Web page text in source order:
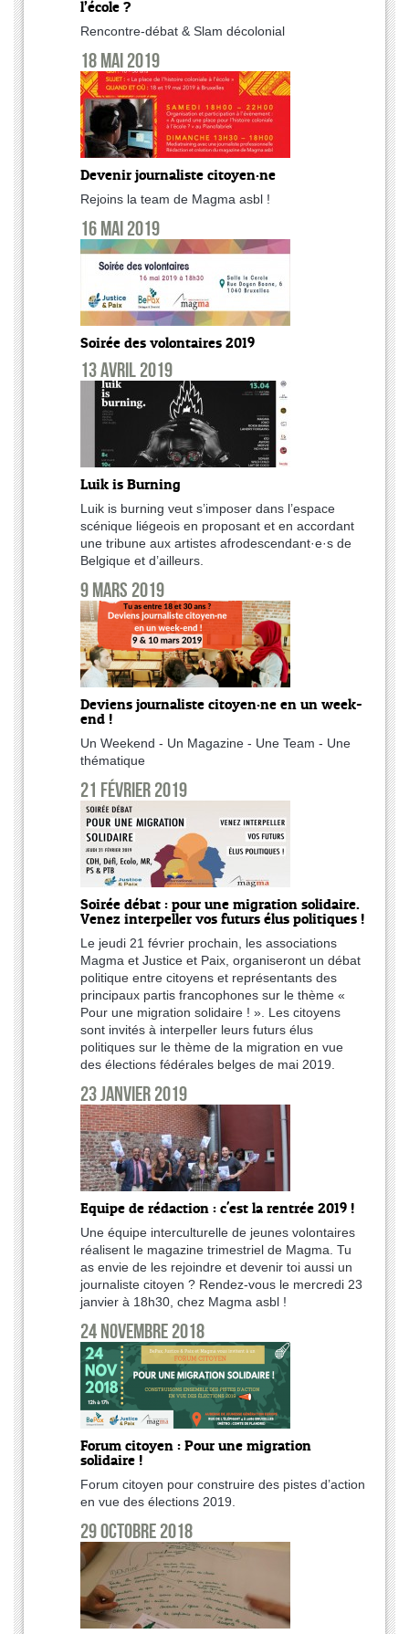
l’école ?
Rencontre-débat & Slam décolonial
18 mai 2019
Devenir journaliste citoyen·ne
Rejoins la team de Magma asbl !
16 mai 2019
Soirée des volontaires 2019
13 avril 2019
Luik is Burning
Luik is burning veut s’imposer dans l’espace
scénique liégeois en proposant et en accordant
une tribune aux artistes afrodescendant·e·s de
Belgique et d’ailleurs.
9 mars 2019
Deviens journaliste citoyen·ne en un week-
end !
Un Weekend - Un Magazine - Une Team - Une
thématique
21 février 2019
Soirée débat : pour une migration solidaire.
Venez interpeller vos futurs élus politiques !
Le jeudi 21 février prochain, les associations
Magma et Justice et Paix, organiseront un débat
politique entre citoyens et représentants des
principaux partis francophones sur le thème «
Pour une migration solidaire ! ». Les citoyens
sont invités à interpeller leurs futurs élus
politiques sur le thème de la migration en vue
des élections fédérales belges de mai 2019.
23 janvier 2019
Equipe de rédaction : c'est la rentrée 2019 !
Une équipe interculturelle de jeunes volontaires
réalisent le magazine trimestriel de Magma. Tu
as envie de les rejoindre et devenir toi aussi un
journaliste citoyen ? Rendez-vous le mercredi 23
janvier à 18h30, chez Magma asbl !
24 novembre 2018
Forum citoyen : Pour une migration
solidaire !
Forum citoyen pour construire des pistes d’action
en vue des élections 2019.
29 octobre 2018